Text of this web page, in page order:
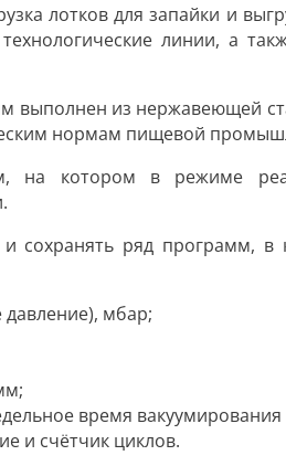
лотков для запайки и
линии, а
выполнен из нержавеющей
нормам пищевой
, на котором в режиме
сохранять ряд программ,
давление), мбар;
;
время
и счётчик циклов.